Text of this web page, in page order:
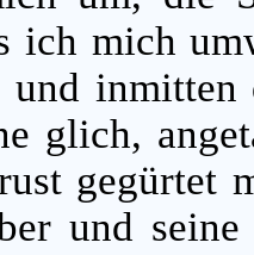
ich mich
und inmitten
glich,
gegürtet
und